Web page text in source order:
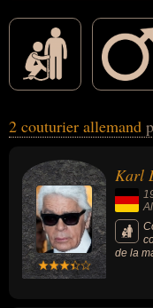
masculin) peuvent avoir
peuvent également
éditeur de presse,
2 couturier allemand
Karl
de la